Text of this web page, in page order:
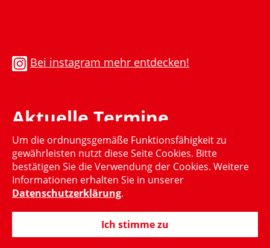
Bei instagram mehr entdecken!
Aktuelle Termine
Momentan gibt es keinen aktuellen Termin
Um die ordnungsgemäße Funktionsfähigkeit zu
gewährleisten nutzt diese Seite Cookies. Bitte
bestätigen Sie die Verwendung der Cookies. Weitere
Informationen erhalten Sie in unserer
Datenschutzerklärung.
Ich stimme zu